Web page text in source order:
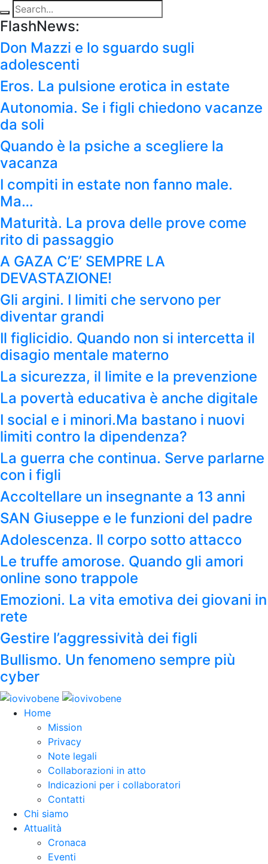
FlashNews:
Don Mazzi e lo sguardo sugli
adolescenti
Eros. La pulsione erotica in estate
Autonomia. Se i figli chiedono vacanze
da soli
Quando è la psiche a scegliere la
vacanza
I compiti in estate non fanno male.
Ma…
Maturità. La prova delle prove come
rito di passaggio
A GAZA C’E’ SEMPRE LA
DEVASTAZIONE!
Gli argini. I limiti che servono per
diventar grandi
Il figlicidio. Quando non si intercetta il
disagio mentale materno
La sicurezza, il limite e la prevenzione
La povertà educativa è anche digitale
I social e i minori.Ma bastano i nuovi
limiti contro la dipendenza?
La guerra che continua. Serve parlarne
con i figli
Accoltellare un insegnante a 13 anni
SAN Giuseppe e le funzioni del padre
Adolescenza. Il corpo sotto attacco
Le truffe amorose. Quando gli amori
online sono trappole
Emozioni. La vita emotiva dei giovani in
rete
Gestire l’aggressività dei figli
Bullismo. Un fenomeno sempre più
cyber
Home
Mission
Privacy
Note legali
Collaborazioni in atto
Indicazioni per i collaboratori
Contatti
Chi siamo
Attualità
Cronaca
Eventi